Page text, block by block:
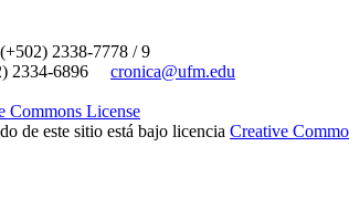
2338-7778 / 9
2334-6896 cronica@ufm.edu
de este sitio está bajo licencia Creative